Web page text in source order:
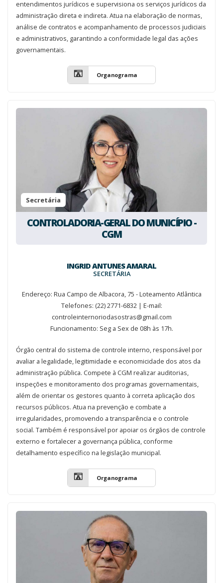
entendimentos jurídicos e supervisiona os serviços jurídicos da
administração direta e indireta. Atua na elaboração de normas,
análise de contratos e acompanhamento de processos judiciais
e administrativos, garantindo a conformidade legal das ações
governamentais.
Organograma
Secretária
CONTROLADORIA-GERAL DO MUNICÍPIO -
CGM
INGRID ANTUNES AMARAL
SECRETÁRIA
Endereço: Rua Campo de Albacora, 75 - Loteamento Atlântica
Telefones: (22) 2771-6832 | E-mail:
controleinternoriodasostras@gmail.com
Funcionamento: Seg a Sex de 08h às 17h.
Órgão central do sistema de controle interno, responsável por
avaliar a legalidade, legitimidade e economicidade dos atos da
administração pública. Compete à CGM realizar auditorias,
inspeções e monitoramento dos programas governamentais,
além de orientar os gestores quanto à correta aplicação dos
recursos públicos. Atua na prevenção e combate a
irregularidades, promovendo a transparência e o controle
social. Também é responsável por apoiar os órgãos de controle
externo e fortalecer a governança pública, conforme
detalhamento específico na legislação municipal.
Organograma